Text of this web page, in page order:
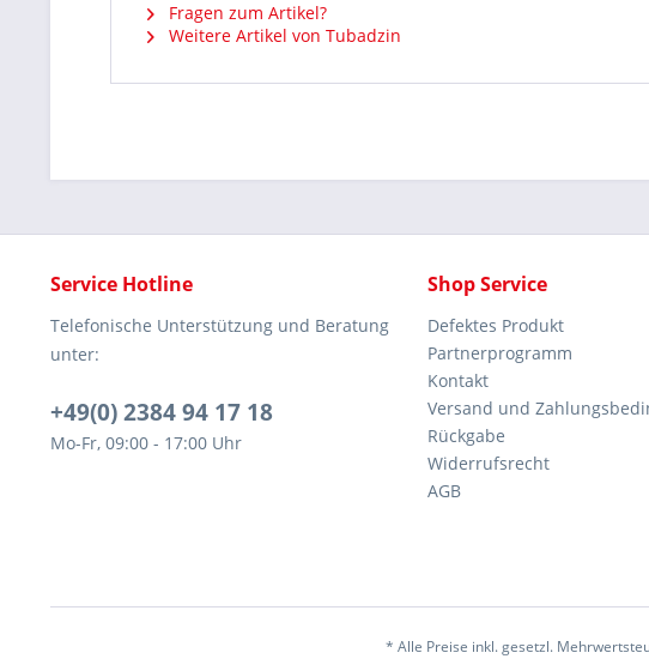
Fragen zum Artikel?
Weitere Artikel von Tubadzin
Service Hotline
Telefonische Unterstützung und Beratung
unter:
+49(0) 2384 94 17 18
Mo-Fr, 09:00 - 17:00 Uhr
Shop Service
Defektes Produkt
Partnerprogramm
Kontakt
Versand und
Rückgabe
Widerrufsrecht
AGB
* Alle Preise inkl. gesetzl.